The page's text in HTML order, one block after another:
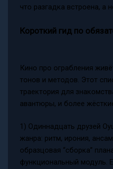
что разгадка встроена, а
Короткий гид по
Кино про ограбления
тонов и методов. Этот
траектория для
авантюры, и более
1) Одиннадцать друзей
жанра: ритм, ирония,
образцовая “сборка”
функциональный модуль.